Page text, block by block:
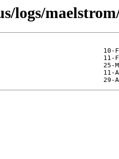
logs/